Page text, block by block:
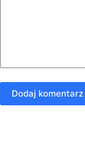
Dodaj komentarz